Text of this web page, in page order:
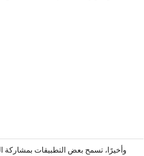
وأخيرًا، تسمح بعض التطبيقات بمشاركة